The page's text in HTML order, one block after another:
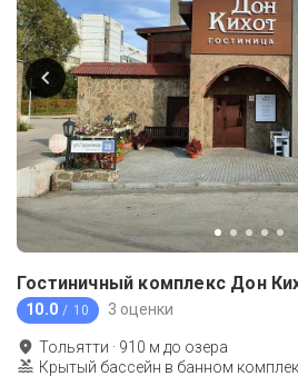
Гостиничный комплекс Дон
10.0 / 10 3 оценки
Тольятти · 910 м до озера
Крытый бассейн в банном